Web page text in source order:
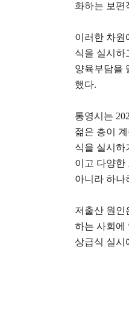
화하는 보편
이러한 차원
식을 실시하
양육부담을
했다.
통영시는
젊은 층이
식을 실시하
이고 다양한
아니라 하나
저출산 원인
하는 사회에
상급식 실시